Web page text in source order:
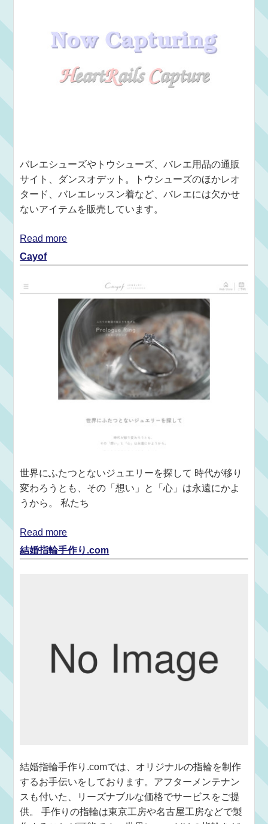
バレエシューズやトウシューズ、バレエ用品の通販
サイト、ダンスオデット。トウシューズのほかレオ
タード、バレエレッスン着など、バレエには欠かせ
ないアイテムを販売しています。
Read more
Cayof
世界にふたつとないジュエリーを探して 時代が移り
変わろうとも、その「想い」と「心」は永遠にかよ
うから。 私たち
Read more
結婚指輪手作り.com
結婚指輪手作り.comでは、オリジナルの指輪を制作
するお手伝いをしております。アフターメンテナン
スも付いた、リーズナブルな価格でサービスをご提
供。 手作りの指輪は東京工房や名古屋工房などで製